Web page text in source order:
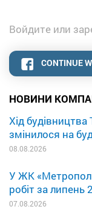
НОВИНИ
Хід
змінилося на
08.08.2026
У ЖК
робіт за липень
07.08.2026
Войдите или
CONTINUE